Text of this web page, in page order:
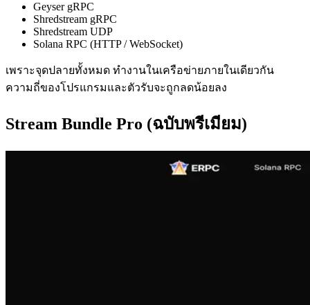
Geyser gRPC
Shredstream gRPC
Shredstream UDP
Solana RPC (HTTP / WebSocket)
เพราะจุดปลายทั้งหมด ทํางานในเครือข่ายภายในเดียวกัน
ความถี่ของโปรแกรมและตัวรับจะถูกลดน้อยลง
Stream Bundle Pro (ฉบับพรีเมียม)